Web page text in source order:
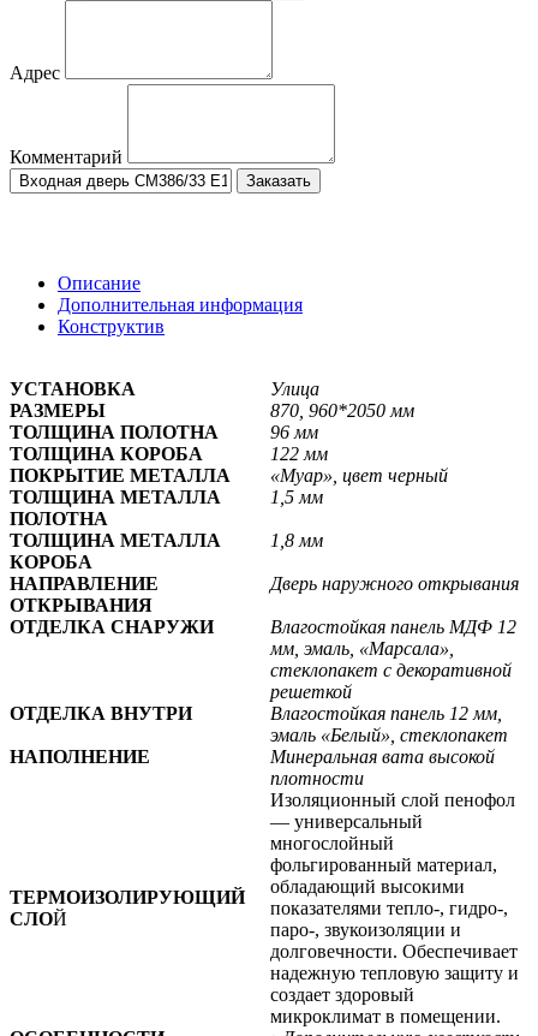
Адрес
Комментарий
Заказать
Описание
Дополнительная информация
Конструктив
УСТАНОВКА
Улица
РАЗМЕРЫ
870, 960*2050 мм
ТОЛЩИНА ПОЛОТНА
96 мм
ТОЛЩИНА КОРОБА
122 мм
ПОКРЫТИЕ МЕТАЛЛА
«Муар», цвет черный
ТОЛЩИНА МЕТАЛЛА
ПОЛОТНА
1,5 мм
ТОЛЩИНА МЕТАЛЛА
КОРОБА
1,8 мм
НАПРАВЛЕНИЕ
ОТКРЫВАНИЯ
Дверь наружного открывания
ОТДЕЛКА СНАРУЖИ
Влагостойкая панель МДФ 12
мм, эмаль, «Марсала»,
стеклопакет с декоративной
решеткой
ОТДЕЛКА ВНУТРИ
Влагостойкая панель 12 мм,
эмаль «Белый», стеклопакет
НАПОЛНЕНИЕ
Минеральная вата высокой
плотности
ТЕРМОИЗОЛИРУЮЩИЙ
СЛОЙ
Изоляционный слой пенофол
— универсальный
многослойный
фольгированный материал,
обладающий высокими
показателями тепло-, гидро-,
паро-, звукоизоляции и
долговечности. Обеспечивает
надежную тепловую защиту и
создает здоровый
микроклимат в помещении.